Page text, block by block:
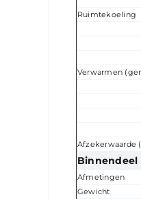
Ruimtekoeling
Verwarmen
Afzekerwaarde
Binnendeel
Afmetingen
Gewicht